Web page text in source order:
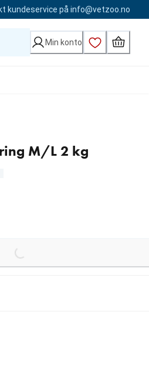
kundeservice på info@vetzoo.no
Min konto
M/L 2 kg
Loading...